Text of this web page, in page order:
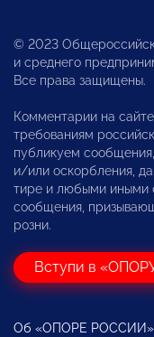
© 2023
и среднего
Все права защищены.
Комментарии на
требованиям
публикуем
и/или оскорбления,
тире и любыми иными
сообщения,
розни.
Вступи в
Об «ОПОРЕ РОССИИ»